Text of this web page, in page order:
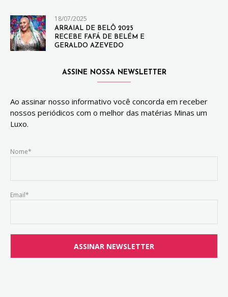
18/07/2025
ARRAIAL DE BELÔ 2025
RECEBE FAFÁ DE BELÉM E
GERALDO AZEVEDO
ASSINE NOSSA NEWSLETTER
Ao assinar nosso informativo você concorda em receber
nossos periódicos com o melhor das matérias Minas um
Luxo.
Nome*
Email*